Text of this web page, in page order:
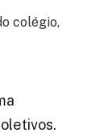
colégio,